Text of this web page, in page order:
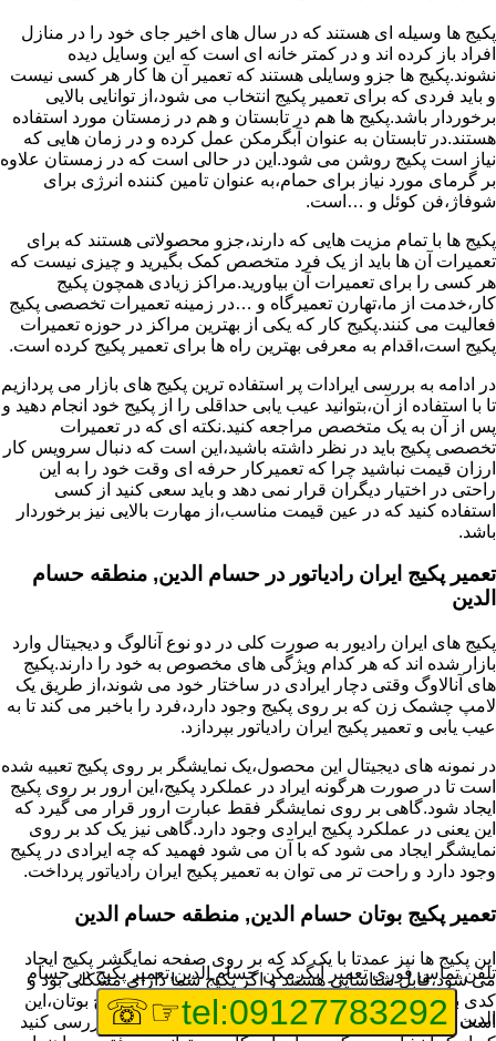
پکیج ها وسیله ای هستند که در سال های اخیر جای خود را در منازل
افراد باز کرده اند و در کمتر خانه ای است که این وسایل دیده
نشوند.پکیج ها جزو وسایلی هستند که تعمیر آن ها کار هر کسی نیست
و باید فردی که برای تعمیر پکیج انتخاب می شود،از توانایی بالایی
برخوردار باشد.پکیج ها هم در تابستان و هم در زمستان مورد استفاده
هستند.در تابستان به عنوان آبگرمکن عمل کرده و در زمان هایی که
نیاز است پکیج روشن می شود.این در حالی است که در زمستان علاوه
بر گرمای مورد نیاز برای حمام،به عنوان تامین کننده انرژی برای
شوفاژ،فن کوئل و …است.
پکیج ها با تمام مزیت هایی که دارند،جزو محصولاتی هستند که برای
تعمیرات آن ها باید از یک فرد متخصص کمک بگیرید و چیزی نیست که
هر کسی را برای تعمیرات آن بیاورید.مراکز زیادی همچون پکیج
کار،خدمت از ما،تهارن تعمیرگاه و …در زمینه تعمیرات تخصصی پکیج
فعالیت می کنند.پکیج کار که یکی از بهترین مراکز در حوزه تعمیرات
پکیج است،اقدام به معرفی بهترین راه ها برای تعمیر پکیج کرده است.
در ادامه به بررسی ایرادات پر استفاده ترین پکیج های بازار می پردازیم
تا با استفاده از آن،بتوانید عیب یابی حداقلی را از پکیج خود انجام دهید و
پس از آن به یک متخصص مراجعه کنید.نکته ای که در تعمیرات
تخصصی پکیج باید در نظر داشته باشید،این است که دنبال سرویس کار
ارزان قیمت نباشید چرا که تعمیرکار حرفه ای وقت خود را به این
راحتی در اختیار دیگران قرار نمی دهد و باید سعی کنید از کسی
استفاده کنید که در عین قیمت مناسب،از مهارت بالایی نیز برخوردار
باشد.
تعمیر پکیج ایران رادیاتور در حسام الدین, منطقه حسام
الدین
پکیج های ایران رادیور به صورت کلی در دو نوع آنالوگ و دیجیتال وارد
بازار شده اند که هر کدام ویژگی های مخصوص به خود را دارند.پکیج
های آنالاوگ وقتی دچار ایرادی در ساختار خود می شوند،از طریق یک
لامپ چشمک زن که بر روی پکیج وجود دارد،فرد را باخبر می کند تا به
عیب یابی و تعمیر پکیج ایران رادیاتور بپردازد.
در نمونه های دیجیتال این محصول،یک نمایشگر بر روی پکیج تعبیه شده
است تا در صورت هرگونه ایراد در عملکرد پکیج،این ارور بر روی پکیج
ایجاد شود.گاهی بر روی نمایشگر فقط عبارت ارور قرار می گیرد که
این یعنی در عملکرد پکیج ایرادی وجود دارد.گاهی نیز یک کد بر روی
نمایشگر ایجاد می شود که با آن می شود فهمید که چه ایرادی در پکیج
وجود دارد و راحت تر می توان به تعمیر پکیج ایران رادیاتور پرداخت.
تعمیر پکیج بوتان حسام الدین, منطقه حسام الدین
این پکیج ها نیز عمدتا با یک کد که بر روی صفحه نمایگشر پکیج ایجاد
می شود،قابل شناسایی هستند و اگر پکیج شما دارای مشکلی بود و
کدی برای شما نمایش داده شد،اولین کار برای تعمیر پکیج بوتان،این
است که عیب یابی انجام دهید و ایرادی که وجود دارد را بررسی کنید
تلفن تماس فوریتعمیر آبگرمکن حسام الدین,تعمیر پکیج در حسام
الدین tel:09127783292
☞☏